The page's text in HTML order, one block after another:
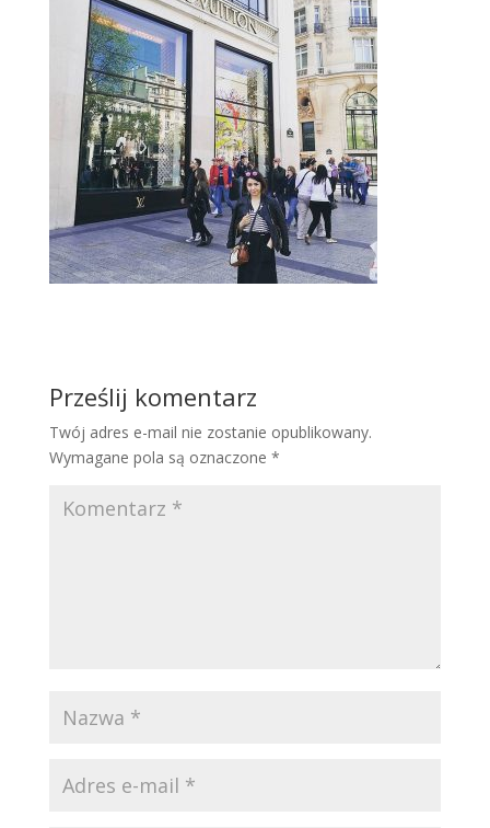
Prześlij komentarz
Twój adres e-mail nie zostanie opublikowany.
Wymagane pola są oznaczone *